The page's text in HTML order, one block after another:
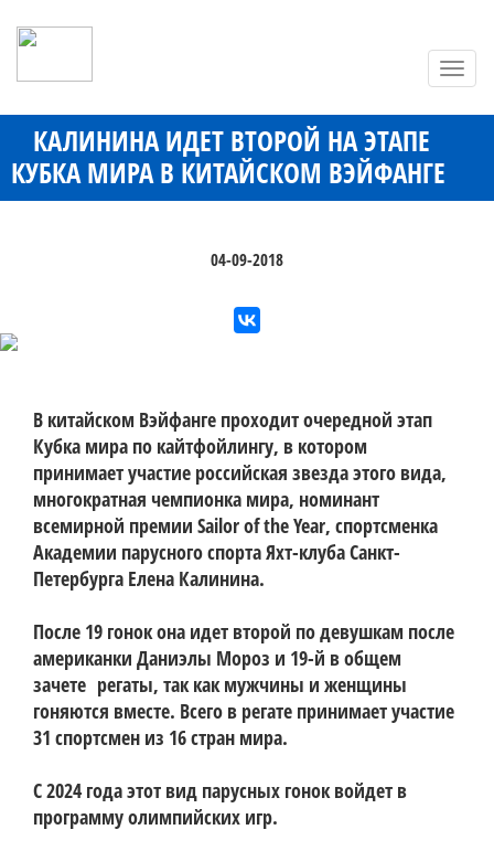
КАЛИНИНА ИДЕТ ВТОРОЙ НА ЭТАПЕ
КУБКА МИРА В КИТАЙСКОМ ВЭЙФАНГЕ
04-09-2018
В китайском Вэйфанге проходит очередной этап
Кубка мира по кайтфойлингу, в котором
принимает участие российская звезда этого вида,
многократная чемпионка мира, номинант
всемирной премии Sailor of the Year, спортсменка
Академии парусного спорта Яхт-клуба Санкт-
Петербурга Елена Калинина.
После 19 гонок она идет второй по девушкам после
американки Даниэлы Мороз и 19-й в общем
зачете регаты, так как мужчины и женщины
гоняются вместе. Всего в регате принимает участие
31 спортсмен из 16 стран мира.
С 2024 года этот вид парусных гонок войдет в
программу олимпийских игр.